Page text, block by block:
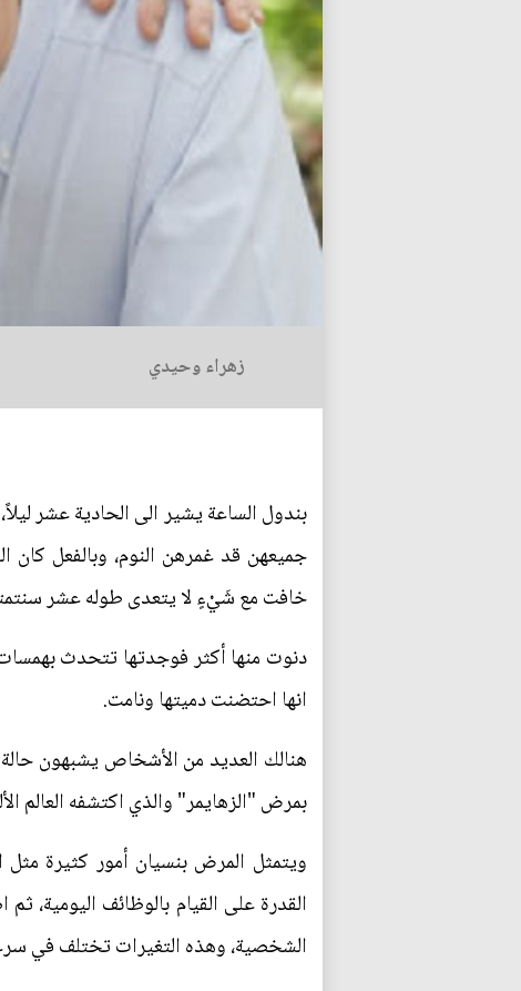
زهراء وحيدي
بندول الساعة يشير الى الحادية عشر
جميعهن قد غمرهن النوم، وبالفعل
خافت مع شَيْءٍ لا يتعدى طوله عشر
دنوت منها أكثر فوجدتها تتحدث بهمسات
انها احتضنت دميتها ونامت.
هنالك العديد من الأشخاص يشبهون
بمرض "الزهايمر" والذي اكتشفه العالم
ويتمثل المرض بنسيان أمور كثيرة
القدرة على القيام بالوظائف اليومية،
الشخصية، وهذه التغيرات تختلف في